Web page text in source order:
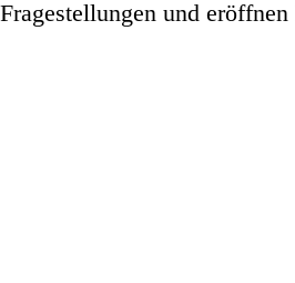
Fragestellungen und